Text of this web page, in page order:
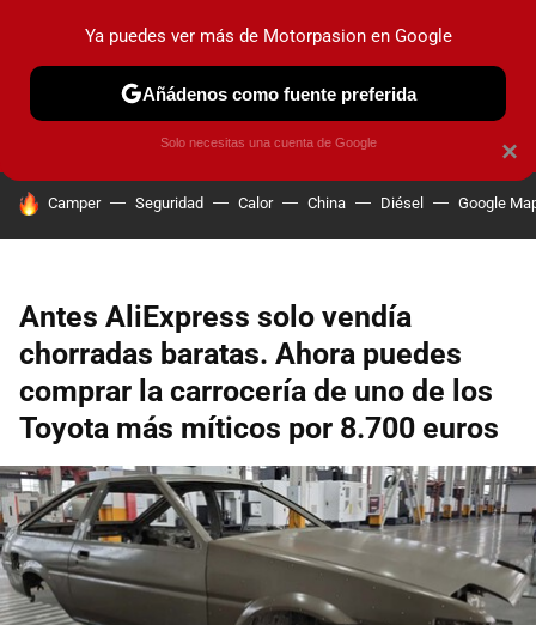
PRUEBAS COCHES ELÉCTRICOS OBSERVATORIO
HOY SE HABLA DE
Camper Seguridad Calor China Diésel Google
Antes AliExpress solo vendía
chorradas baratas. Ahora puedes
comprar la carrocería de uno de los
Toyota más míticos por 8.700 euros
×
Ya puedes ver más de Motorpasion en Google
Añádenos como fuente preferida
Solo necesitas una cuenta de Google